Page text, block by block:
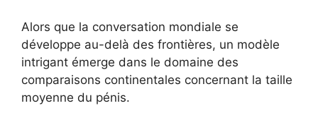
Alors que la conversation mondiale se
développe au-delà des frontières, un modèle
intrigant émerge dans le domaine des
comparaisons continentales concernant la taille
moyenne du pénis.